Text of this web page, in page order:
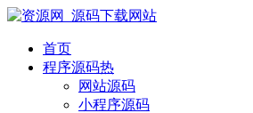
首页
程序源码热
网站源码
小程序源码